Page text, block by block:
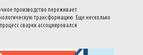
производство переживает
трансформацию. Еще несколько
сварки ассоциировался